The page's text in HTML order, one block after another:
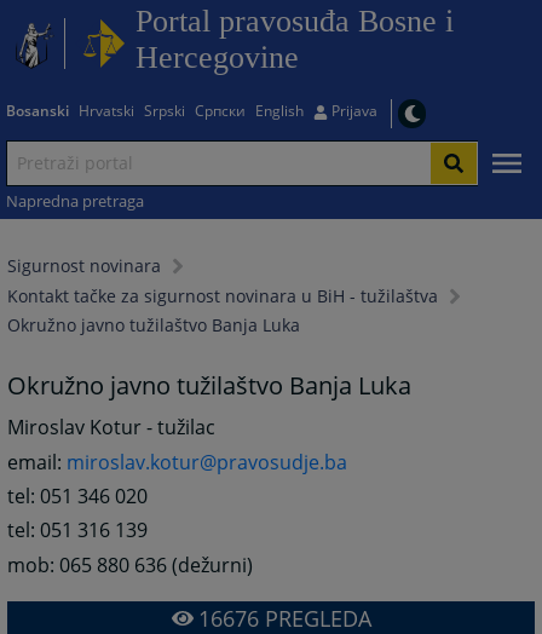
Portal pravosuđa Bosne i
Hercegovine
Bosanski Hrvatski Srpski Српски English Prijava
Napredna pretraga
Sigurnost novinara
Kontakt tačke za sigurnost novinara u BiH - tužilaštva
Okružno javno tužilaštvo Banja Luka
Okružno javno tužilaštvo Banja Luka
Miroslav Kotur - tužilac
email: miroslav.kotur@pravosudje.ba
tel: 051 346 020
tel: 051 316 139
mob: 065 880 636 (dežurni)
16676PREGLEDA